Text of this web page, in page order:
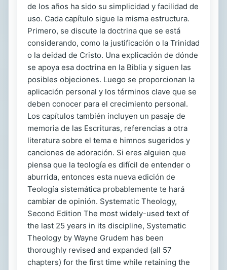
de los años ha sido su simplicidad y facilidad de
uso. Cada capítulo sigue la misma estructura.
Primero, se discute la doctrina que se está
considerando, como la justificación o la Trinidad
o la deidad de Cristo. Una explicación de dónde
se apoya esa doctrina en la Biblia y siguen las
posibles objeciones. Luego se proporcionan la
aplicación personal y los términos clave que se
deben conocer para el crecimiento personal.
Los capítulos también incluyen un pasaje de
memoria de las Escrituras, referencias a otra
literatura sobre el tema e himnos sugeridos y
canciones de adoración. Si eres alguien que
piensa que la teología es difícil de entender o
aburrida, entonces esta nueva edición de
Teología sistemática probablemente te hará
cambiar de opinión. Systematic Theology,
Second Edition The most widely-used text of
the last 25 years in its discipline, Systematic
Theology by Wayne Grudem has been
thoroughly revised and expanded (all 57
chapters) for the first time while retaining the